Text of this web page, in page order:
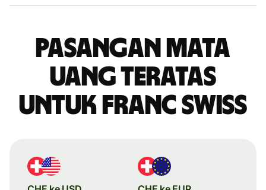
Pasangan mata
uang teratas
untuk franc Swiss